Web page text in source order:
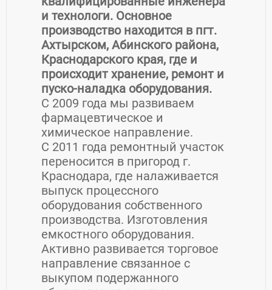
и технологи. Основное
производство находится в пгт.
Ахтырском, Абинского района,
Краснодарского края, где и
происходит хранение, ремонт и
пуско-наладка оборудования.
С 2009 года мы развиваем
фармацевтическое и
химическое направление.
С 2011 года ремонтный участок
переносится в пригород г.
Краснодара, где налаживается
выпуск процессного
оборудования собственного
производства. Изготовления
емкостного оборудования.
Активно развивается торговое
направление связанное с
выкупом подержанного